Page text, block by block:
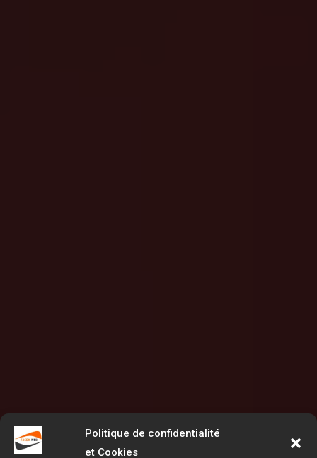
Politique de confidentialité
et Cookies